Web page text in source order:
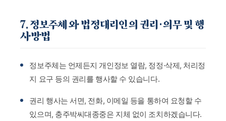
7. 정보주체와 법정대리인의 권리·의무 및 행
사방법
정보주체는 언제든지 개인정보 열람, 정정·삭제, 처리정
지 요구 등의 권리를 행사할 수 있습니다.
권리 행사는 서면, 전화, 이메일 등을 통하여 요청할 수
있으며, 충주박씨대종중은 지체 없이 조치하겠습니다.